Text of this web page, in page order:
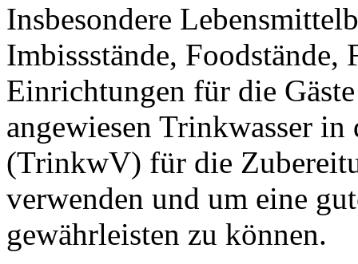
Insbesondere
Imbissstände, Foodstände,
Einrichtungen für die
angewiesen Trinkwasser
(TrinkwV) für die
verwenden und um eine
gewährleisten zu können.